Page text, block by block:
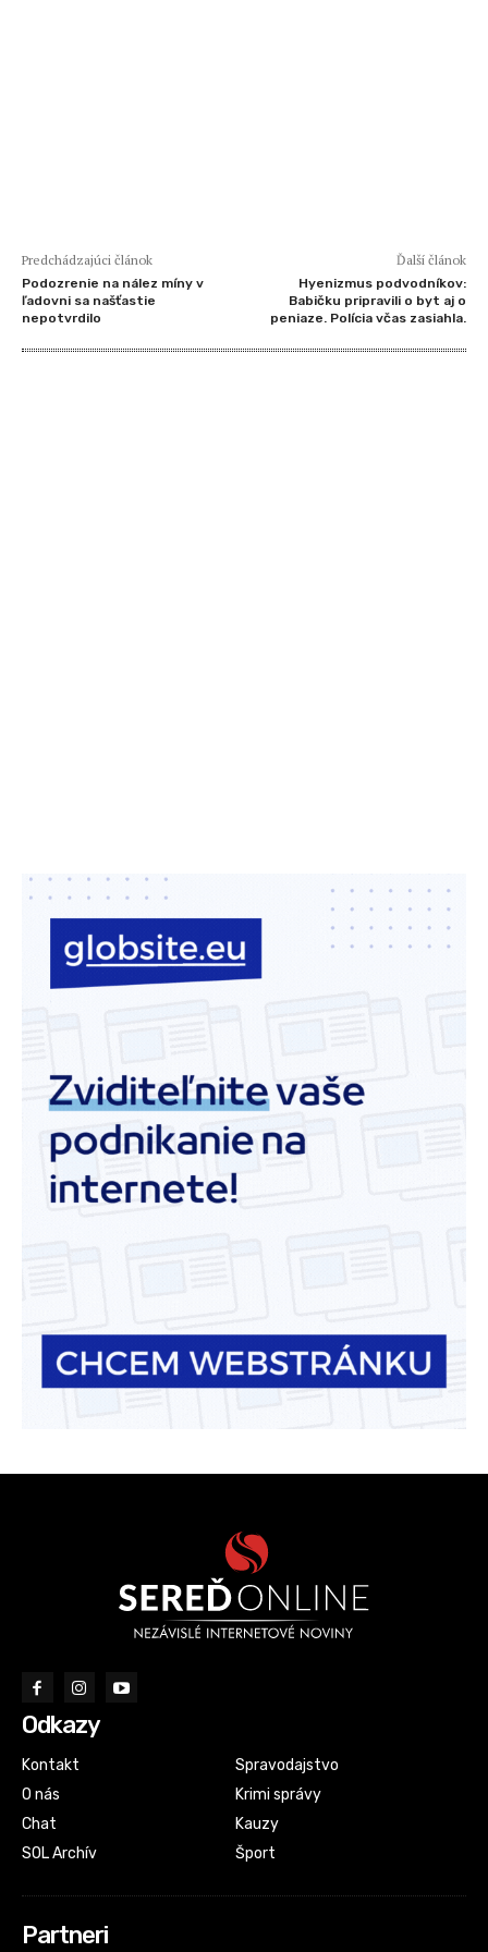
Predchádzajúci článok
Podozrenie na nález míny v
ľadovni sa našťastie
nepotvrdilo
Ďalší článok
Hyenizmus podvodníkov:
Babičku pripravili o byt aj o
peniaze. Polícia včas zasiahla.
Odkazy
Kontakt
O nás
Chat
SOL Archív
Spravodajstvo
Krimi správy
Kauzy
Šport
Partneri